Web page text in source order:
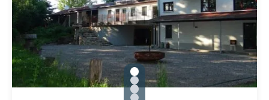
gallery.slide_selector
Zu Slide 1 wechseln
Zu Slide 2 wechseln